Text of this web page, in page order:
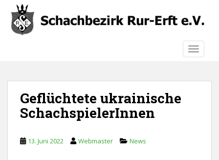
Geflüchtete ukrainische
SchachspielerInnen
13. Juni 2022 Webmaster News